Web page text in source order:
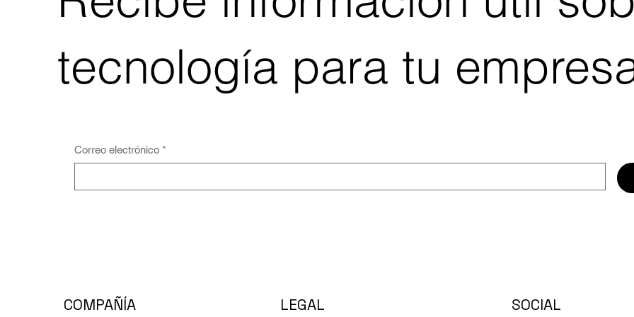
tecnología para tu
Correo electrónico *
COMPAÑÍA LEGAL SOCIAL